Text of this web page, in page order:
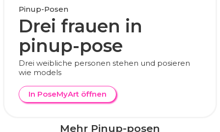
Pinup-Posen
Drei frauen in
pinup-pose
Drei weibliche personen stehen und posieren
wie models
In PoseMyArt öffnen
Mehr Pinup-posen